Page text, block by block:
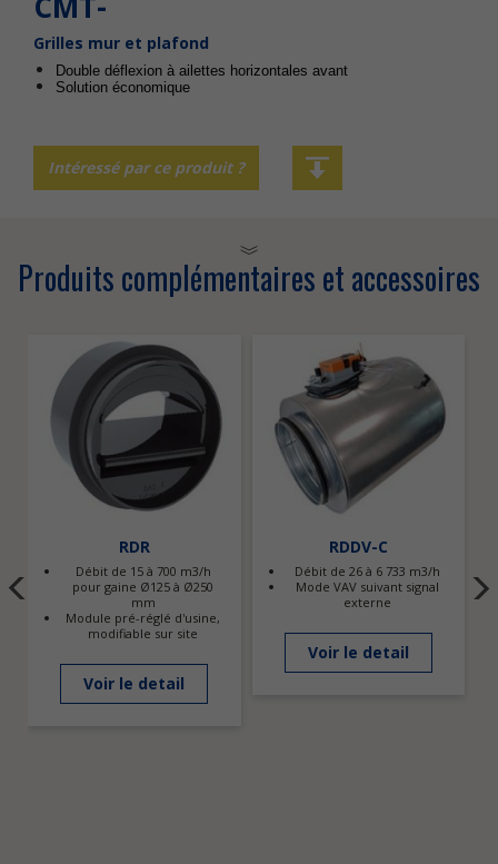
Grilles mur et plafond
Double déflexion à ailettes horizontales avant
Solution économique
Intéressé par ce produit ?
Produits complémentaires et accessoires
RDR
Débit de 15 à 700 m3/h
pour gaine Ø125 à Ø250
mm
Module pré-réglé d'usine,
modifiable sur site
Voir le detail
RDDV-C
Débit de 26 à 6 733 m3/h
Mode VAV suivant signal
externe
Voir le detail